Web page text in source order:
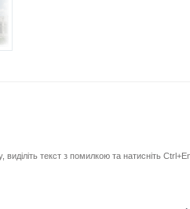
текст з помилкою та натисніть